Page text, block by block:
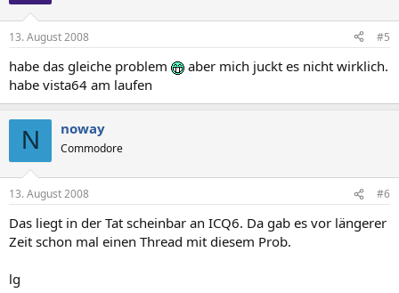
13. August 2008 #5
habe das gleiche problem
aber mich juckt es nicht wirklich.
habe vista64 am laufen
N noway
Commodore
13. August 2008 #6
Das liegt in der Tat scheinbar an ICQ6. Da gab es vor längerer
Zeit schon mal einen Thread mit diesem Prob.
lg